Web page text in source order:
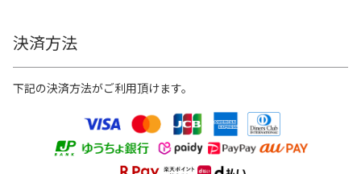
決済方法
下記の決済方法がご利用頂けます。